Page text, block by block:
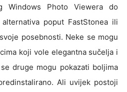
Windows Photo Viewera do
poput FastStonea ili
posebnosti. Neke se mogu
koji vole elegantna sučelja i
druge mogu pokazati boljima
Ali uvijek postoji